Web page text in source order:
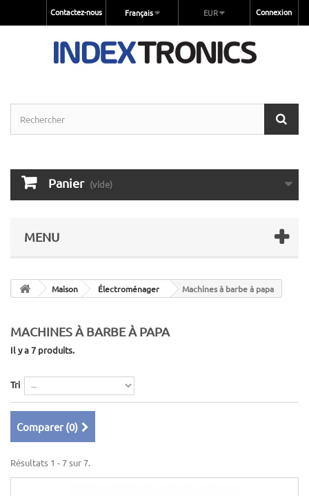
Connexion
EUR
Français
Contactez-nous
Panier (vide)
MENU
Maison Électroménager Machines à barbe à papa
MACHINES À BARBE À PAPA
Il y a 7 produits.
Tri
Comparer (0)
Résultats 1 - 7 sur 7.